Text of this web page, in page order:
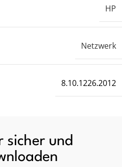
HP
Netzwerk
8.10.1226.2012
sicher und